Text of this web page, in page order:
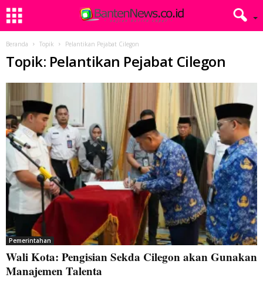
Beranda Topik Pelantikan Pejabat Cilegon
Topik: Pelantikan Pejabat Cilegon
Pemerintahan
Wali Kota: Pengisian Sekda Cilegon akan Gunakan
Manajemen Talenta